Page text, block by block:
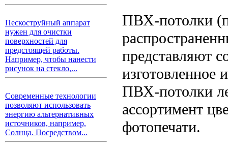
Пескоструйный аппарат
нужен для очистки
поверхностей для
предстоящей работы.
Например, чтобы нанести
рисунок на стекло,...
Современные технологии
позволяют использовать
энергию альтернативных
источников, например,
Солнца. Посредством...
ПВХ-потолки
представляют
ПВХ-потолки
ассортимент
фотопечати.